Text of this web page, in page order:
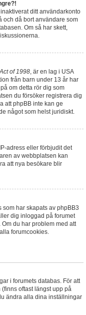
ditt användarkonto
och då bort användare som
Om så har skett,
of 1998, är en lag i USA
från barn under 13 år har
om detta rör dig som
du försöker registrera dig
att phpBB inte kan ge
något som helst juridiskt.
adress eller förbjudit det
av webbplatsen kan
att nya besökare blir
har skapats av phpBB3
dig inloggad på forumet
du har problem med att
forumcookies.
i forumets databas. För att
(finns oftast längst upp på
ändra alla dina inställningar